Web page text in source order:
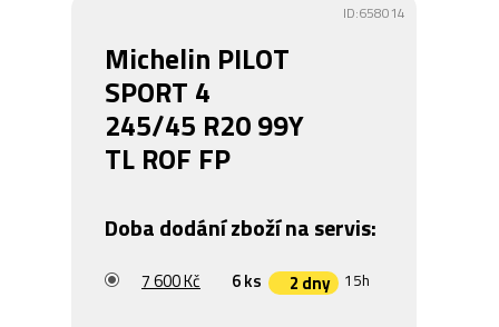
ID:658014
Michelin PILOT
SPORT 4
245/45 R20 99Y
TL ROF FP
Doba dodání zboží na servis:
7 600 Kč 6 ks 2 dny 15h